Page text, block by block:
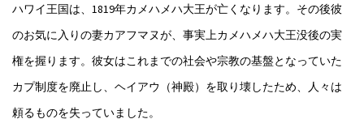
ハワイ王国は、1819年カメハメハ大王が亡くなります。その後彼
のお気に入りの妻カアフマヌが、事実上カメハメハ大王没後の実
権を握ります。彼女はこれまでの社会や宗教の基盤となっていた
カプ制度を廃止し、ヘイアウ（神殿）を取り壊したため、人々は
頼るものを失っていました。